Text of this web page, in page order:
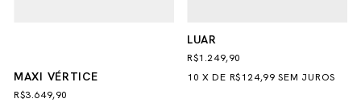
MAXI VÉRTICE
R$3.649,90
LUAR
R$1.249,90
10 XDE R$124,99 SEM JUROS